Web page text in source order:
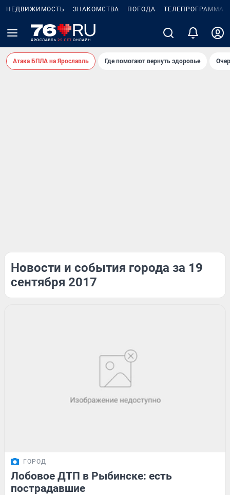
НЕДВИЖИМОСТЬ ЗНАКОМСТВА ПОГОДА ТЕЛЕПРОГРАММА
Атака БПЛА на Ярославль Где помогают вернуть здоровье
Новости и события города за 19
сентября 2017
ГОРОД
Лобовое ДТП в Рыбинске: есть
пострадавшие